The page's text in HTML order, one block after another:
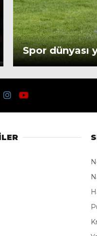
Spor dünyası